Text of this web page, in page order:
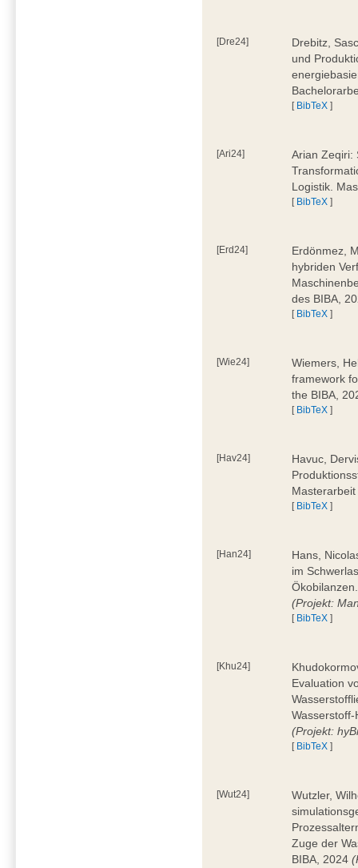
[Dre24]
Drebitz,
und
[ BibTeX ]
[Ari24]
Arian Zeqiri:
Logistik.
[ BibTeX ]
[Erd24]
Erdönmez,
hybriden
des BIBA,
[ BibTeX ]
[Wie24]
Wiemers,
framework
the BIBA,
[ BibTeX ]
[Hav24]
Havuc,
[ BibTeX ]
[Han24]
Hans,
im
(Projekt:
[ BibTeX ]
[Khu24]
Evaluation
(Projekt:
[ BibTeX ]
[Wut24]
Wutzler,
Zuge der
BIBA, 2024